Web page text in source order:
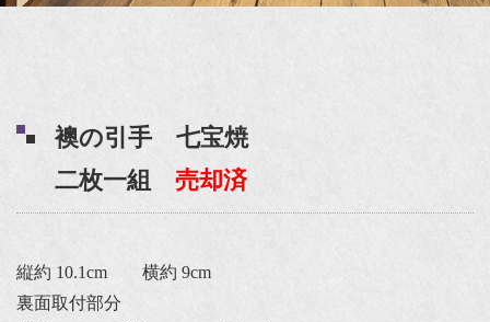
襖の引手 七宝焼
二枚一組 売却済
縦約 10.1cm 横約 9cm
裏面取付部分